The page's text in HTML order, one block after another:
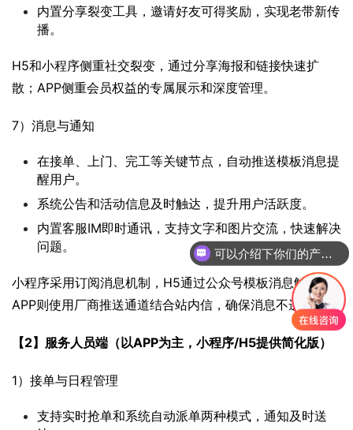
内置分享裂变工具，邀请好友可得奖励，实现老带新传
播。
H5和小程序侧重社交裂变，通过分享海报和链接快速扩
散；APP侧重会员权益的专属展示和深度管理。
7）消息与通知
在接单、上门、完工等关键节点，自动推送模板消息提
醒用户。
系统公告和活动信息及时触达，提升用户活跃度。
内置客服IM即时通讯，支持文字和图片交流，快速解决
问题。
小程序采用订阅消息机制，H5通过公众号模板消息触达，
APP则使用厂商推送通道结合站内信，确保消息不遗漏。
【2】服务人员端（以APP为主，小程序/H5提供简化版）
1）接单与日程管理
支持实时抢单和系统自动派单两种模式，通知及时送
可以介绍下你们的产品么